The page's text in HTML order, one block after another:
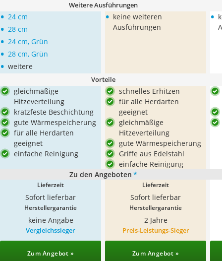
Weitere Ausführungen
• 24 cm
• 28 cm
• 24 cm, Grün
• 28 cm, Grün
• weitere
• keine weiteren
Ausführungen
•
Vorteile
gleichmäßige
Hitzeverteilung
kratzfeste Beschichtung
gute Wärmespeicherung
für alle Herdarten
geeignet
einfache Reinigung
schnelles Erhitzen
für alle Herdarten
geeignet
gleichmäßige
Hitzeverteilung
gute Wärmespeicherung
Griffe aus Edelstahl
einfache Reinigung
Zu den Angeboten *
Lieferzeit
Sofort lieferbar
Lieferzeit
Sofort lieferbar
Herstellergarantie
keine Angabe
Herstellergarantie
2 Jahre
Vergleichssieger
Zum Angebot »
Preis-Leistungs-Sieger
Zum Angebot »